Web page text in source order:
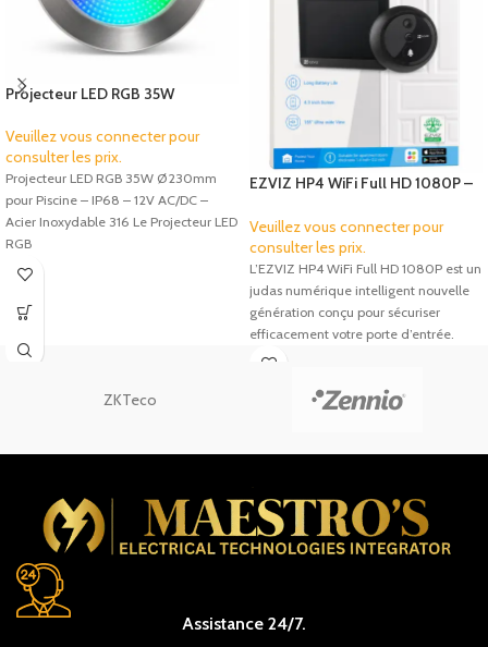
Projecteur LED RGB 35W
12V AC/DC – Inox 316
Veuillez vous connecter pour
consulter les prix.
Projecteur LED RGB 35W Ø230mm
pour Piscine – IP68 – 12V AC/DC –
Acier Inoxydable 316 Le Projecteur LED
RGB
EZVIZ HP4 WiFi Full HD 1080P –
Écran 4.3″ et Appel Vidéo
Veuillez vous connecter pour
consulter les prix.
L’EZVIZ HP4 WiFi Full HD 1080P est un
judas numérique intelligent nouvelle
génération conçu pour sécuriser
efficacement votre porte d’entrée.
ZKTeco
Assistance 24/7.